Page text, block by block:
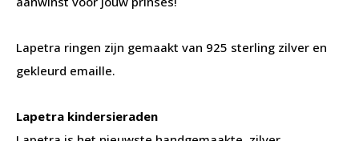
Lapetra ringen zijn gemaakt van 925 sterling zilver en
gekleurd emaille.
Lapetra kindersieraden